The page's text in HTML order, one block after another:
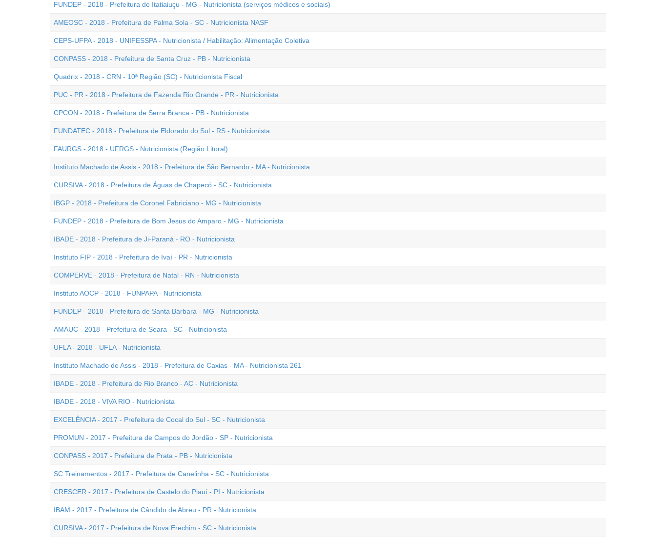
FUNDEP - 2018 - Prefeitura de Itatiaiuçu - MG - Nutricionista (serviços médicos e sociais)
AMEOSC - 2018 - Prefeitura de Palma Sola - SC - Nutricionista NASF
CEPS-UFPA - 2018 - UNIFESSPA - Nutricionista / Habilitação: Alimentação Coletiva
CONPASS - 2018 - Prefeitura de Santa Cruz - PB - Nutricionista
Quadrix - 2018 - CRN - 10ª Região (SC) - Nutricionista Fiscal
PUC - PR - 2018 - Prefeitura de Fazenda Rio Grande - PR - Nutricionista
CPCON - 2018 - Prefeitura de Serra Branca - PB - Nutricionista
FUNDATEC - 2018 - Prefeitura de Eldorado do Sul - RS - Nutricionista
FAURGS - 2018 - UFRGS - Nutricionista (Região Litoral)
Instituto Machado de Assis - 2018 - Prefeitura de São Bernardo - MA - Nutricionista
CURSIVA - 2018 - Prefeitura de Águas de Chapecó - SC - Nutricionista
IBGP - 2018 - Prefeitura de Coronel Fabriciano - MG - Nutricionista
FUNDEP - 2018 - Prefeitura de Bom Jesus do Amparo - MG - Nutricionista
IBADE - 2018 - Prefeitura de Ji-Paraná - RO - Nutricionista
Instituto FIP - 2018 - Prefeitura de Ivaí - PR - Nutricionista
COMPERVE - 2018 - Prefeitura de Natal - RN - Nutricionista
Instituto AOCP - 2018 - FUNPAPA - Nutricionista
FUNDEP - 2018 - Prefeitura de Santa Bárbara - MG - Nutricionista
AMAUC - 2018 - Prefeitura de Seara - SC - Nutricionista
UFLA - 2018 - UFLA - Nutricionista
Instituto Machado de Assis - 2018 - Prefeitura de Caxias - MA - Nutricionista 261
IBADE - 2018 - Prefeitura de Rio Branco - AC - Nutricionista
IBADE - 2018 - VIVA RIO - Nutricionista
EXCELÊNCIA - 2017 - Prefeitura de Cocal do Sul - SC - Nutricionista
PROMUN - 2017 - Prefeitura de Campos do Jordão - SP - Nutricionista
CONPASS - 2017 - Prefeitura de Prata - PB - Nutricionista
SC Treinamentos - 2017 - Prefeitura de Canelinha - SC - Nutricionista
CRESCER - 2017 - Prefeitura de Castelo do Piauí - PI - Nutricionista
IBAM - 2017 - Prefeitura de Cândido de Abreu - PR - Nutricionista
CURSIVA - 2017 - Prefeitura de Nova Erechim - SC - Nutricionista